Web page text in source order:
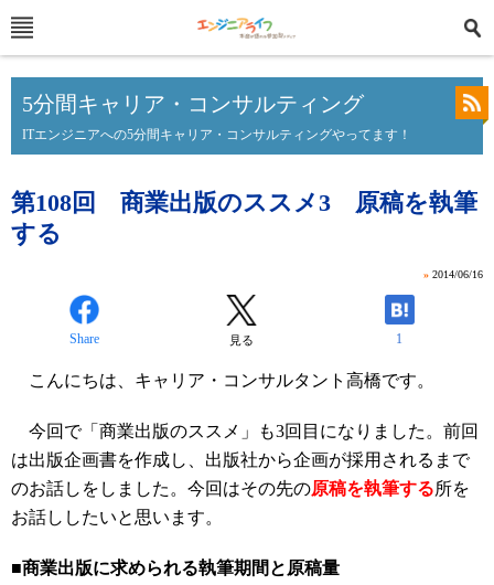
5分間キャリア・コンサルティング
ITエンジニアへの5分間キャリア・コンサルティングやってます！
第108回 商業出版のススメ3 原稿を執筆
する
» 2014/06/16
Share 見る 1
こんにちは、キャリア・コンサルタント高橋です。
今回で「商業出版のススメ」も3回目になりました。前回
は出版企画書を作成し、出版社から企画が採用されるまで
のお話しをしました。今回はその先の原稿を執筆する所を
お話ししたいと思います。
■商業出版に求められる執筆期間と原稿量